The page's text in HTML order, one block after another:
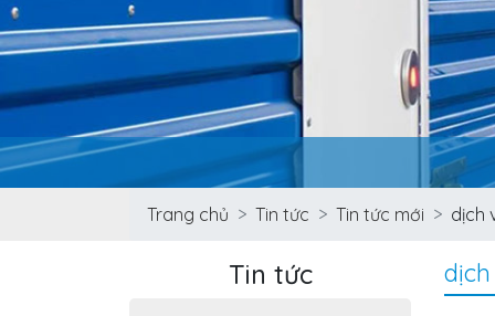
Trang chủ Tin tức Tin tức mới dịch
Tin tức